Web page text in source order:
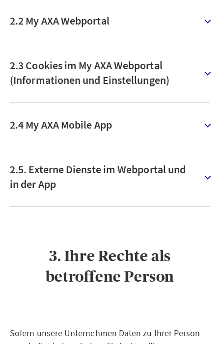
2.2 My AXA Webportal
2.3 Cookies im My AXA Webportal
(Informationen und Einstellungen)
2.4 My AXA Mobile App
2.5. Externe Dienste im Webportal und
in der App
3. Ihre Rechte als
betroffene Person
Sofern unsere Unternehmen Daten zu Ihrer Person